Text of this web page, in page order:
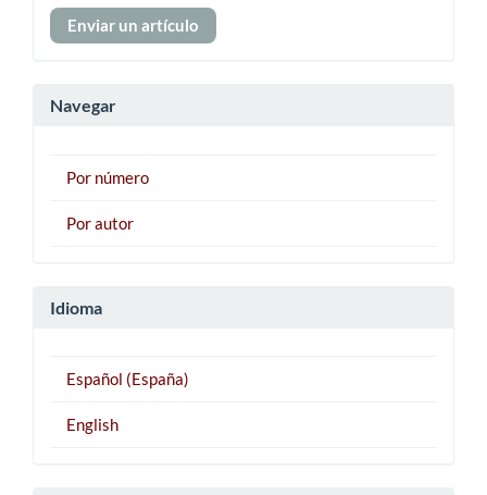
Enviar
un
Enviar un artículo
Navegar
Por número
Por autor
Idioma
Español (España)
English